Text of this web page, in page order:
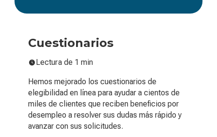
Cuestionarios
Lectura de 1 min
Hemos mejorado los cuestionarios de
elegibilidad en línea para ayudar a cientos de
miles de clientes que reciben beneficios por
desempleo a resolver sus dudas más rápido y
avanzar con sus solicitudes.